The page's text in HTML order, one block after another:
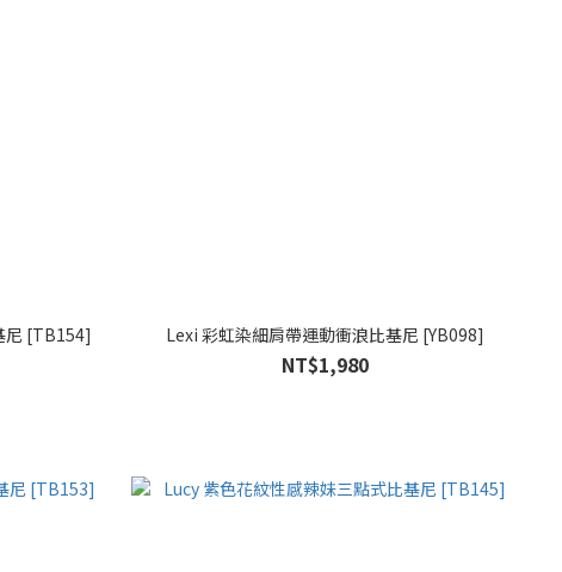
尼 [TB154] Lexi 彩虹染細肩帶運動衝浪比基尼 [YB098]
NT$1,980